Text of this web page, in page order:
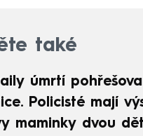
také
úmrtí
Policisté mají
maminky dvou